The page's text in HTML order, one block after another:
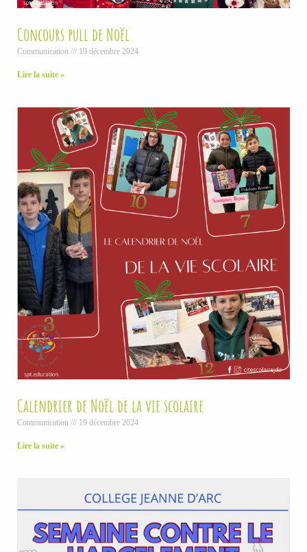
Concours pull de Noël
Communication 19 décembre 2024
Lire la suite »
Calendrier de Noël de la vie scolaire
Communication 19 décembre 2024
Lire la suite »